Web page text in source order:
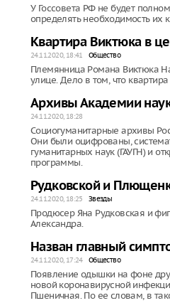
У Госсовета РФ не будет
определять необходимость их
Квартира Виктюка в
24.11.2020, 18:41 Общество
Племянница Романа Виктюка
улице. Дело в том, что
Архивы Академии
24.11.2020, 18:28
Социогуманитарные архивы
Они были оцифрованы,
гуманитарных наук (ГАУГН) и
программы.
Рудковской и
24.11.2020, 18:25 Звезды
Продюсер Яна Рудковская и
Александра.
Назван главный
24.11.2020, 17:24 Общество
Появление одышки на фоне
новой коронавирусной
Пшеничная. По ее словам, в